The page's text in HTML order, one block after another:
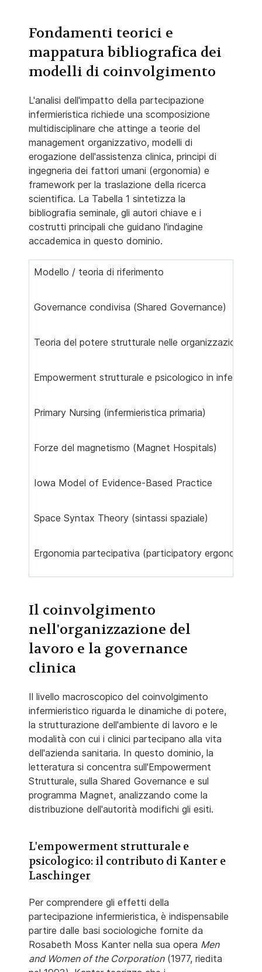
Fondamenti teorici e
mappatura bibliografica dei
modelli di coinvolgimento
L'analisi dell'impatto della partecipazione
infermieristica richiede una scomposizione
multidisciplinare che attinge a teorie del
management organizzativo, modelli di
erogazione dell'assistenza clinica, principi di
ingegneria dei fattori umani (ergonomia) e
framework per la traslazione della ricerca
scientifica. La Tabella 1 sintetizza la
bibliografia seminale, gli autori chiave e i
costrutti principali che guidano l'indagine
accademica in questo dominio.
Modello / teoria di riferimento
Governance condivisa (Shared Governance)
Teoria del potere strutturale nelle organizzazioni
Empowerment strutturale e psicologico in
Primary Nursing (infermieristica primaria)
Forze del magnetismo (Magnet Hospitals)
Iowa Model of Evidence-Based Practice
Space Syntax Theory (sintassi spaziale)
Ergonomia partecipativa (participatory ergonomics)
Il coinvolgimento
nell'organizzazione del
lavoro e la governance
clinica
Il livello macroscopico del coinvolgimento
infermieristico riguarda le dinamiche di potere,
la strutturazione dell'ambiente di lavoro e le
modalità con cui i clinici partecipano alla vita
dell'azienda sanitaria. In questo dominio, la
letteratura si concentra sull'Empowerment
Strutturale, sulla Shared Governance e sul
programma Magnet, analizzando come la
distribuzione dell'autorità modifichi gli esiti.
L'empowerment strutturale e
psicologico: il contributo di Kanter e
Laschinger
Per comprendere gli effetti della
partecipazione infermieristica, è indispensabile
partire dalle basi sociologiche fornite da
Rosabeth Moss Kanter nella sua opera Men
and Women of the Corporation(1977, riedita